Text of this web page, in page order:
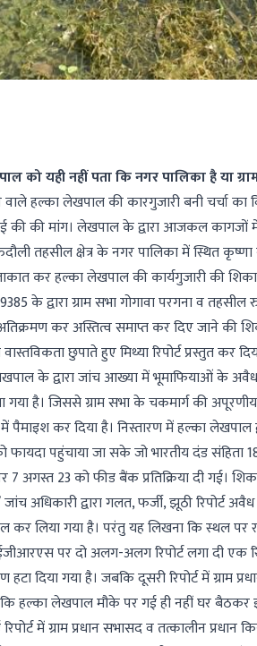
को यही नहीं पता कि नगर पालिका है या
वाले हल्का लेखपाल की कारगुजारी बनी चर्चा
की मांग। लेखपाल के द्वारा आजकल कागजों में
तहसील क्षेत्र के नगर पालिका में स्थित कृष्णा
कर हल्का लेखपाल की कार्यगुजारी की
के द्वारा ग्राम सभा गोगावा परगना व
कर अस्तित्व समाप्त कर दिए जाने की
छुपाते हुए मिथ्या रिपोर्ट प्रस्तुत
के द्वारा जांच आख्या में भूमाफियाओं के
है। जिससे ग्राम सभा के चकमार्ग की
में पैमाइश कर दिया है। निस्तारण में हल्का
पहुंचाया जा सके जो भारतीय दंड
7 अगस्त 23 को फीड बैंक प्रतिक्रिया दी गई।
अधिकारी द्वारा गलत, फर्जी, झूठी रिपोर्ट
कर लिया गया है। परंतु यह लिखना कि स्थल पर
पर दो अलग-अलग रिपोर्ट लगा दी एक
दिया गया है। जबकि दूसरी रिपोर्ट में ग्राम
है कि हल्का लेखपाल मौके पर गई ही नहीं घर
में ग्राम प्रधान सभासद व तत्कालीन